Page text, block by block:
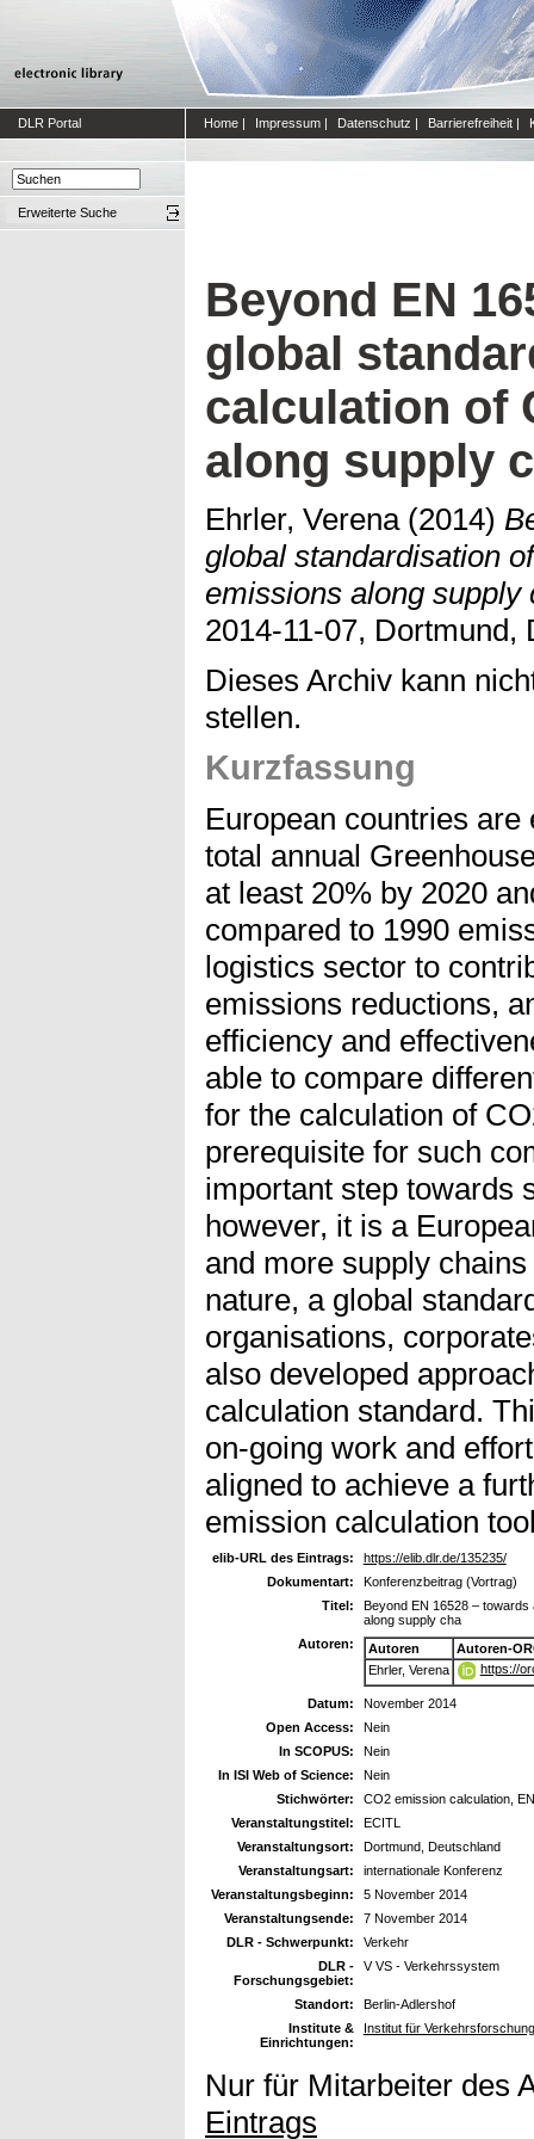
DLR Portal Home | Impressum | Datenschutz | Barrierefreiheit |
Erweiterte Suche
Beyond EN
global
calculation of
along supply
Ehrler, Verena(2014)
global standardisation
emissions along supply
2014-11-07, Dortmund,
Dieses Archiv kann
stellen.
Kurzfassung
European countries
total annual
at least 20% by 2020
compared to 1990
logistics sector to
emissions reductions,
efficiency and
able to compare
for the calculation of
prerequisite for such
important step towards
however, it is a
and more supply
nature, a global
organisations,
also developed
calculation standard.
on-going work and
aligned to achieve a
emission calculation
elib-URL des Eintrags:
https://elib.dlr.de/135235/
Dokumentart:
Konferenzbeitrag (Vortrag)
Titel:
Beyond EN 16528 –
along supply cha
Autoren:
Autoren
Autoren-
Ehrler, Verena
https://
Datum:
November 2014
Open Access:
Nein
In SCOPUS:
Nein
In ISI Web of Science:
Nein
Stichwörter:
CO2 emission calculation,
Veranstaltungstitel:
ECITL
Veranstaltungsort:
Dortmund, Deutschland
Veranstaltungsart:
internationale Konferenz
Veranstaltungsbeginn:
5 November 2014
Veranstaltungsende:
7 November 2014
DLR - Schwerpunkt:
Verkehr
DLR -
Forschungsgebiet:
V VS - Verkehrssystem
Standort:
Berlin-Adlershof
Institute &
Einrichtungen:
Institut für
Nur für Mitarbeiter des
Eintrags